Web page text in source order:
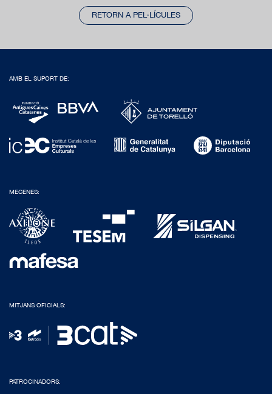
RETORN A PEL·LÍCULES
AMB EL SUPORT DE:
MECENES:
MITJANS OFICIALS:
PATROCINADORS: